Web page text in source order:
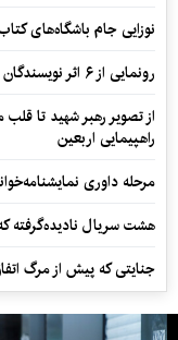
نوزایی جام باشگاه‌های
رونمایی از ۶ اثر نویسندگان دلیجان در آیین «سر این قلم سلامت»
از تصویر رهبر شهید تا
راهپیمایی اربعین
مرحله داوری
هشت سریال نادیده‌گرفته
جنایتی که پیش از مرگ